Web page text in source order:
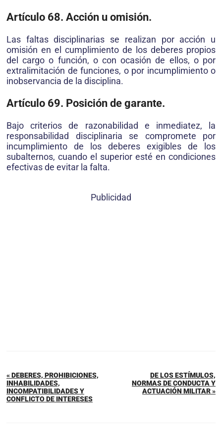
Artículo 68. Acción u omisión.
Las faltas disciplinarias se realizan por acción u
omisión en el cumplimiento de los deberes propios
del cargo o función, o con ocasión de ellos, o por
extralimitación de funciones, o por incumplimiento o
inobservancia de la disciplina.
Artículo 69. Posición de garante.
Bajo criterios de razonabilidad e inmediatez, la
responsabilidad disciplinaria se compromete por
incumplimiento de los deberes exigibles de los
subalternos, cuando el superior esté en condiciones
efectivas de evitar la falta.
Publicidad
« DEBERES, PROHIBICIONES,
INHABILIDADES,
INCOMPATIBILIDADES Y
CONFLICTO DE INTERESES
DE LOS ESTÍMULOS,
NORMAS DE CONDUCTA Y
ACTUACIÓN MILITAR »